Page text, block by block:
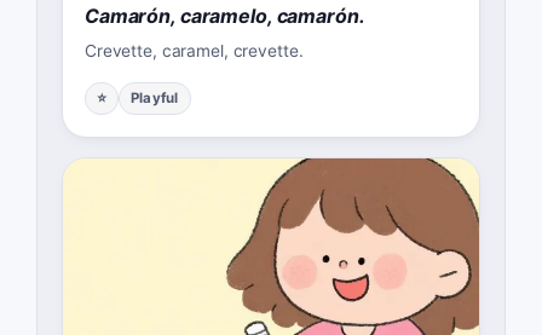
Camarón, caramelo, camarón.
Crevette, caramel, crevette.
⭐ Playful